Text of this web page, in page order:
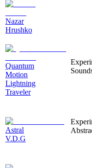
Nazar
Hrushko
Quantum
Motion
Lightning
Traveler
Astral
V.D.G